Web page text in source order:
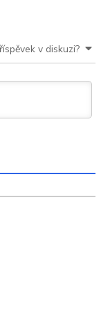
v diskuzi?